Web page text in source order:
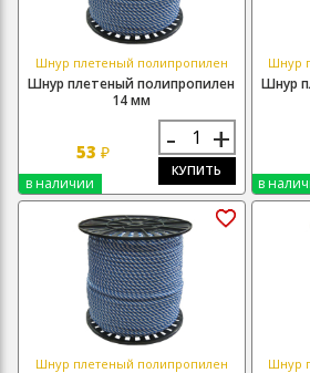
Шнур плетеный полипропилен
Шнур плетеный полипропилен
14 мм
53 ₽ - +
КУПИТЬ
в наличии
Шнур
Шнур
в
Шнур плетеный полипропилен Шнур